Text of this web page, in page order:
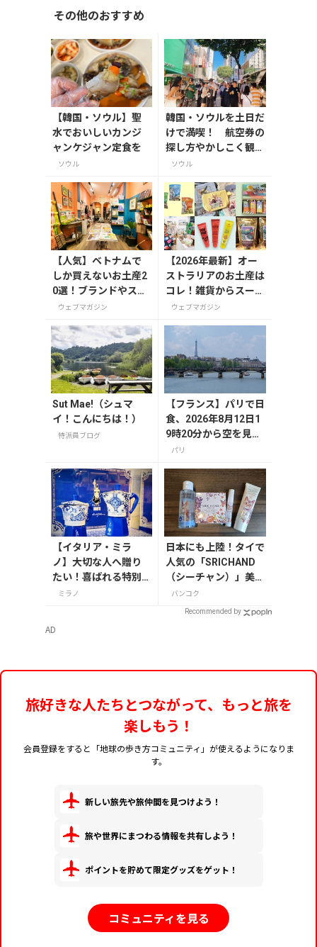
その他のおすすめ
【韓国・ソウル】聖
水でおいしいカンジ
ャンケジャン定食を
ソウル
韓国・ソウルを土日だ
けで満喫！ 航空券の
探し方やかしこく観光
する方法を紹介
ソウル
【人気】ベトナムで
しか買えないお土産2
0選！ブランドやスー
パーのお菓子や雑貨
ウェブマガジン
【2026年最新】オー
ストラリアのお土産は
コレ！雑貨からスーパ
ーでも買えるグルメま
ウェブマガジン
Sut Mae!（シュマ
イ！こんにちは！）
特派員ブログ
【フランス】パリで日
食、2026年8月12日1
9時20分から空を見上
げよう
パリ
【イタリア・ミラ
ノ】大切な人へ贈り
たい！喜ばれる特別
なお土産
ミラノ
日本にも上陸！タイで
人気の「SRICHAND
（シーチャン）」美容
グッズ情報
バンコク
Recommended by
AD
旅好きな人たちとつながって、もっと旅を
楽しもう！
会員登録をすると「地球の歩き方コミュニティ」が使えるようになりま
す。
新しい旅先や旅仲間を見つけよう！
旅や世界にまつわる情報を共有しよう！
ポイントを貯めて限定グッズをゲット！
コミュニティを見る